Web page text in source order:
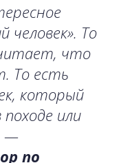
человек». То
что
То есть
который
или
—
по